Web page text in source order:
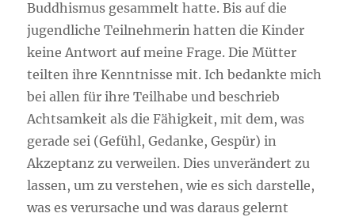
Buddhismus gesammelt hatte. Bis auf die
jugendliche Teilnehmerin hatten die Kinder
keine Antwort auf meine Frage. Die Mütter
teilten ihre Kenntnisse mit. Ich bedankte mich
bei allen für ihre Teilhabe und beschrieb
Achtsamkeit als die Fähigkeit, mit dem, was
gerade sei (Gefühl, Gedanke, Gespür) in
Akzeptanz zu verweilen. Dies unverändert zu
lassen, um zu verstehen, wie es sich darstelle,
was es verursache und was daraus gelernt